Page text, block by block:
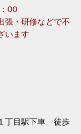
00
張・研修などで不
います
丁目駅下車 徒歩